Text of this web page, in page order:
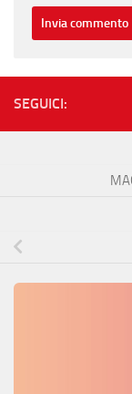
SEGUICI: